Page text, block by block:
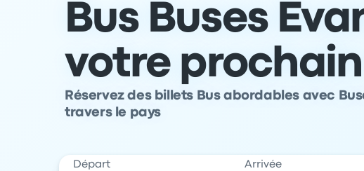
Bus Buses
votre
Réservez des billets Bus abordables avec
travers le pays
Départ Arrivée